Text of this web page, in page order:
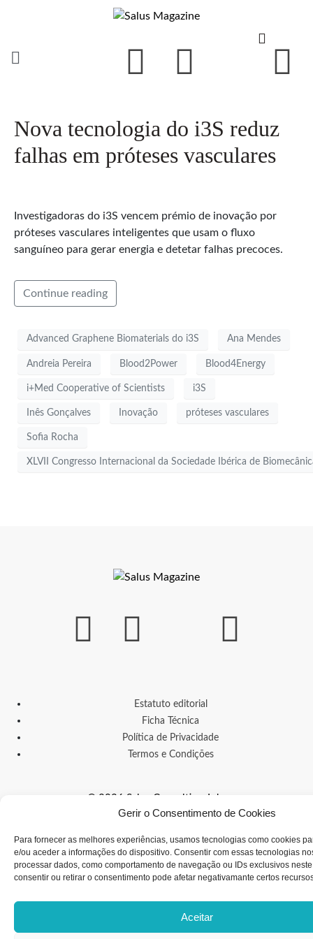
Gerir o Consentimento de Cookies
Para fornecer as melhores experiências, usamos tecnologias como cookies
e/ou aceder a informações do dispositivo. Consentir com essas tecnologias
processar dados, como comportamento de navegação ou IDs exclusivos
consentir ou retirar o consentimento pode afetar negativamante certos
Aceitar
Nova tecnologia do i3S reduz
falhas em próteses vasculares
Investigadoras do i3S vencem prémio de inovação por
próteses vasculares inteligentes que usam o fluxo
sanguíneo para gerar energia e detetar falhas precoces.
Continue reading
Advanced Graphene Biomaterials do i3S Ana Mendes
Andreia Pereira Blood2Power Blood4Energy
i+Med Cooperative of Scientists i3S
Inês Gonçalves Inovação próteses vasculares
Sofia Rocha
XLVII Congresso Internacional da Sociedade Ibérica de
Estatuto editorial
Ficha Técnica
Política de Privacidade
Termos e Condições
© 2026 Salus Consulting, Lda.